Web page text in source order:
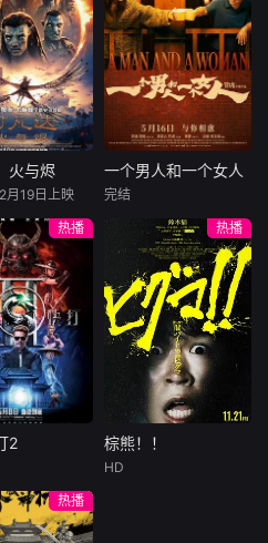
乔治
克曼饰）最
读侦探小
到自己有
奇死亡。
的3000万
，让每个
有犯罪动
察毫无头绪
业”迈出牧
牧羊人“躺
年刘全龙（彭昱畅
饰），被偏执富家
公子陈伦（丁禹兮
饰）选中，被迫踏
入一场为他量身打
造的“换命游戏”。
豪华别墅、名车名
表、神秘女友全部
备齐，在陈伦的精
瞬间拥有顶配人
生。
阿凡达：火与烬
尔达娜
弗
杰克·萨利
一家的命
在前作的
之上，深
一个家族在
如何成长、
守护血脉相
纽带的历
将故事推
此外，潘多
领域也即
火与烬
月19日上映
一个男人和一个女人
周汉宁
男人（黄渤
饰）和女人（倪妮
饰）飞机同时落
地，入住同一家酒
店，成为一墙之隔
的邻居。不够隔音
的房间暴露了男人
和女人因生活暂停
陷入的困境，健
康、家庭、婚姻、
一个男人和一个女人
完结
热播
打2
道夫
娜美
2
热播
棕熊！！
棕熊！！
HD
热播